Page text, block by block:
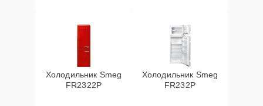
Холодильник Smeg
FR2322P
Холодильник Smeg
FR232P